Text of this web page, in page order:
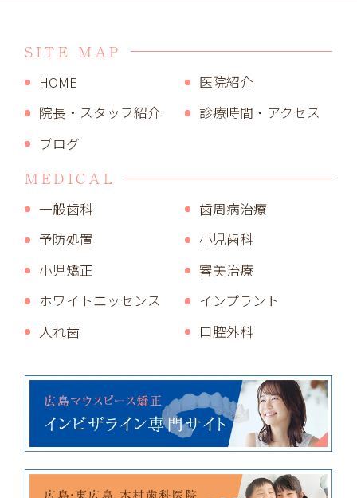
SITE MAP
HOME
医院紹介
院長・スタッフ紹介
診療時間・アクセス
ブログ
MEDICAL
一般歯科
審美治療
歯周病治療
ホワイトエッセンス
予防処置
インプラント
小児歯科
入れ歯
小児矯正
口腔外科